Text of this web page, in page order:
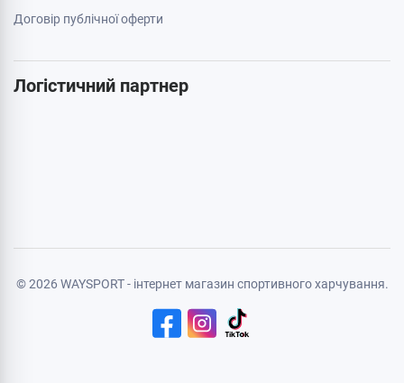
Бренди
Карта сайту
Договір публічної оферти
Логістичний партнер